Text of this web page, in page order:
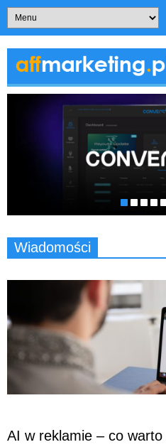
Wiadomości
AI w reklamie – co